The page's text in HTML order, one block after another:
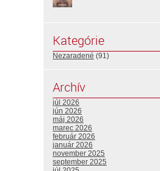
Kategórie
Nezaradené (91)
Archív
júl 2026
jún 2026
máj 2026
marec 2026
február 2026
január 2026
november 2025
september 2025